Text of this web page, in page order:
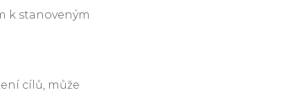
k stanoveným
cílů, může